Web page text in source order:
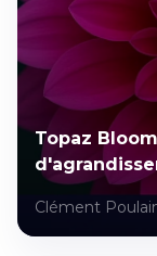
Topaz
Clément